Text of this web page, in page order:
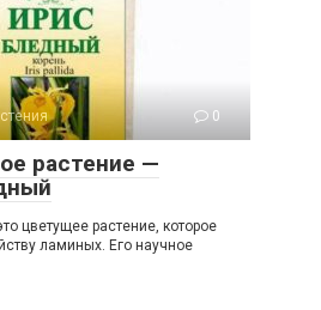
0
растение —
цветущее растение, которое
ламиных. Его научное